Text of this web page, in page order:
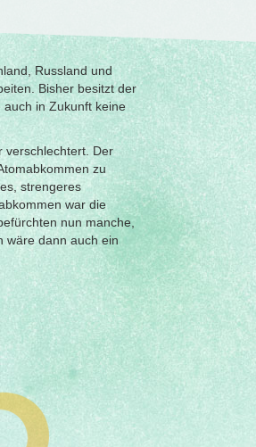
Russland und
Bisher besitzt der
in Zukunft keine
verschlechtert. Der
zu
strengeres
war die
nun manche,
wäre dann auch ein